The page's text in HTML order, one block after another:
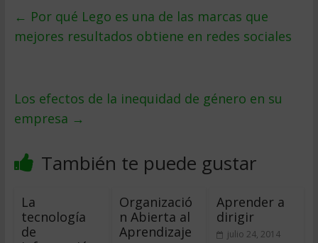
← Por qué Lego es una de las marcas que
mejores resultados obtiene en redes sociales
Los efectos de la inequidad de género en su
empresa →
También te puede gustar
La
tecnología
de
Organizació
n Abierta al
Aprendizaje
Aprender a
dirigir
julio 24, 2014